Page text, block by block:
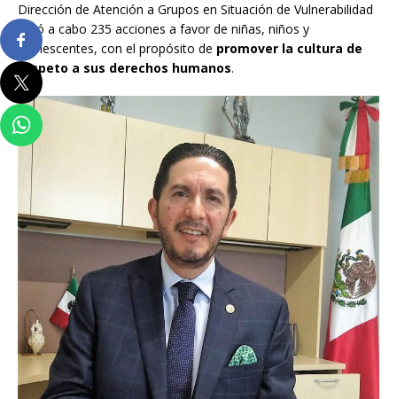
Dirección de Atención a Grupos en Situación de Vulnerabilidad
llevó a cabo 235 acciones a favor de niñas, niños y
adolescentes, con el propósito de promover la cultura de
respeto a sus derechos humanos.